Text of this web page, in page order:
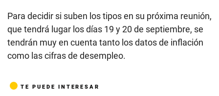
Para decidir si suben los tipos en su próxima reunión,
que tendrá lugar los días 19 y 20 de septiembre, se
tendrán muy en cuenta tanto los datos de inflación
como las cifras de desempleo.
TE PUEDE INTERESAR